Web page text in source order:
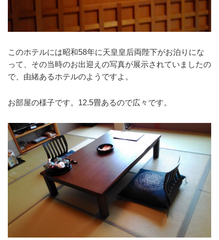
このホテルには昭和58年に天皇皇后両陛下がお泊りにな
って、その当時のお出迎えの写真が展示されていましたの
で、由緒あるホテルのようですよ。
お部屋の様子です。12.5畳あるので広々です。